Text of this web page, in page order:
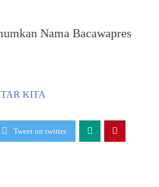
Nama Bacawapres
KITA
Tweet on twitter